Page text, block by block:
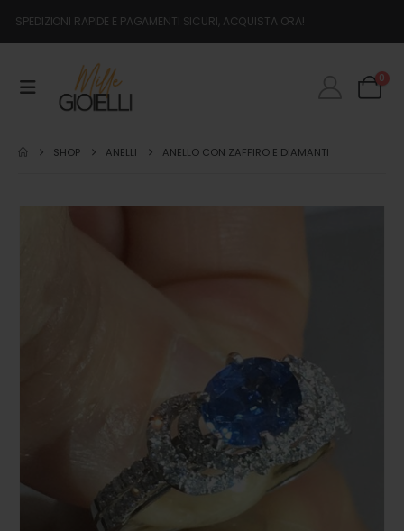
SPEDIZIONI RAPIDE E PAGAMENTI SICURI, ACQUISTA ORA!
0
SHOP ANELLI ANELLO CON ZAFFIRO E DIAMANTI